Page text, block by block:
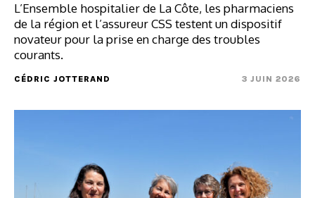
L’Ensemble hospitalier de La Côte, les pharmaciens
de la région et l’assureur CSS testent un dispositif
novateur pour la prise en charge des troubles
courants.
CÉDRIC JOTTERAND 3 JUIN 2026